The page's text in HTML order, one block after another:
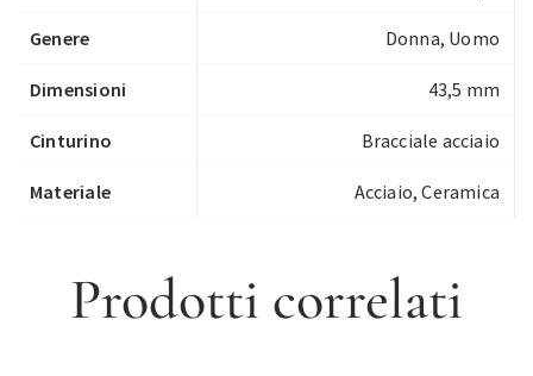
Genere Donna, Uomo
Dimensioni 43,5 mm
Cinturino Bracciale acciaio
Materiale Acciaio, Ceramica
Prodotti correlati